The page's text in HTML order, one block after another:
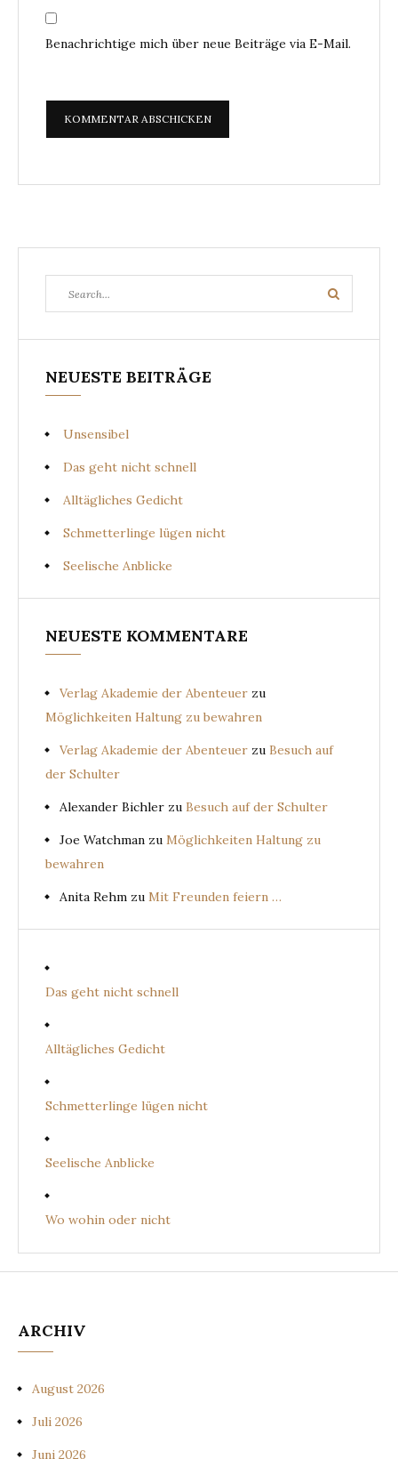
Benachrichtige mich über neue Beiträge via E-Mail.
for:
Search
NEUESTE BEITRÄGE
Unsensibel
Das geht nicht schnell
Alltägliches Gedicht
Schmetterlinge lügen nicht
Seelische Anblicke
NEUESTE KOMMENTARE
Verlag Akademie der Abenteuer zu
Möglichkeiten Haltung zu bewahren
Verlag Akademie der Abenteuer zu Besuch auf
der Schulter
Alexander Bichler zu Besuch auf der Schulter
Joe Watchman zu Möglichkeiten Haltung zu
bewahren
Anita Rehm zu Mit Freunden feiern …
Das geht nicht schnell
Alltägliches Gedicht
Schmetterlinge lügen nicht
Seelische Anblicke
Wo wohin oder nicht
ARCHIV
August 2026
Juli 2026
Juni 2026